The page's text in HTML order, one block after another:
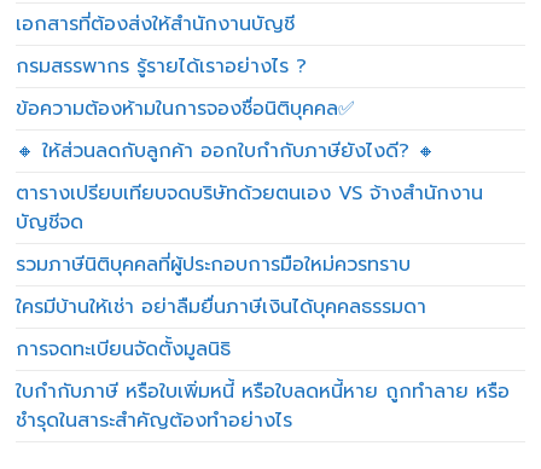
เอกสารที่ต้องส่งให้สำนักงานบัญชี
กรมสรรพากร รู้รายได้เราอย่างไร ?
ข้อความต้องห้ามในการจองชื่อนิติบุคคล✅
🔸 ให้ส่วนลดกับลูกค้า ออกใบกำกับภาษียังไงดี? 🔸
ตารางเปรียบเทียบจดบริษัทด้วยตนเอง VS จ้างสำนักงาน
บัญชีจด
รวมภาษีนิติบุคคลที่ผู้ประกอบการมือใหม่ควรทราบ
ใครมีบ้านให้เช่า อย่าลืมยื่นภาษีเงินได้บุคคลธรรมดา
การจดทะเบียนจัดตั้งมูลนิธิ
ใบกำกับภาษี หรือใบเพิ่มหนี้ หรือใบลดหนี้หาย ถูกทำลาย หรือ
ชำรุดในสาระสำคัญต้องทำอย่างไร